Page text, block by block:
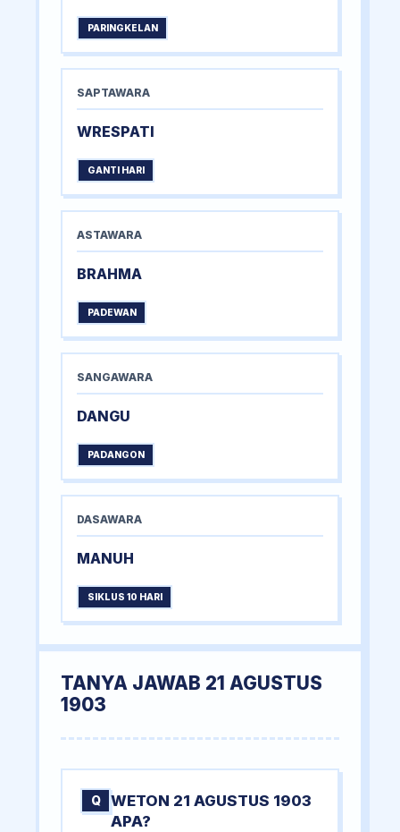
PARINGKELAN
SAPTAWARA
WRESPATI
GANTI HARI
ASTAWARA
BRAHMA
PADEWAN
SANGAWARA
DANGU
PADANGON
DASAWARA
MANUH
SIKLUS 10 HARI
TANYA JAWAB 21 AGUSTUS
1903
Q
WETON 21 AGUSTUS 1903
APA?